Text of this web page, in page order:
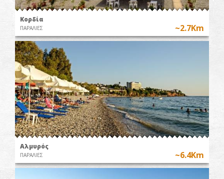
Κορδία
ΠΑΡΑΛΙΕΣ ~2.7Km
Αλμυρός
ΠΑΡΑΛΙΕΣ ~6.4Km